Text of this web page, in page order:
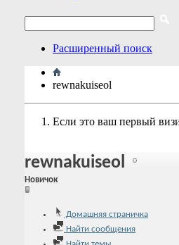
Расширенный поиск
rewnakuiseol
Если это ваш первый
rewnakuiseol
Новичок
Домашняя страничка
Найти сообщения